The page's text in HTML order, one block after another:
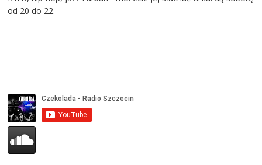
od 20 do 22.